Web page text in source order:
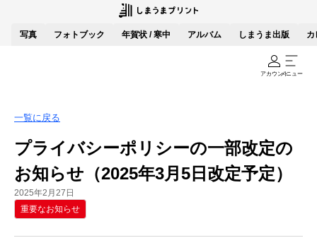
写真 フォトブック 年賀状 / 寒中 アルバム しまうま出版 カ
アカウントメニュー
一覧に戻る
プライバシーポリシーの一部改定の
お知らせ（2025年3月5日改定予定）
2025年2月27日
重要なお知らせ